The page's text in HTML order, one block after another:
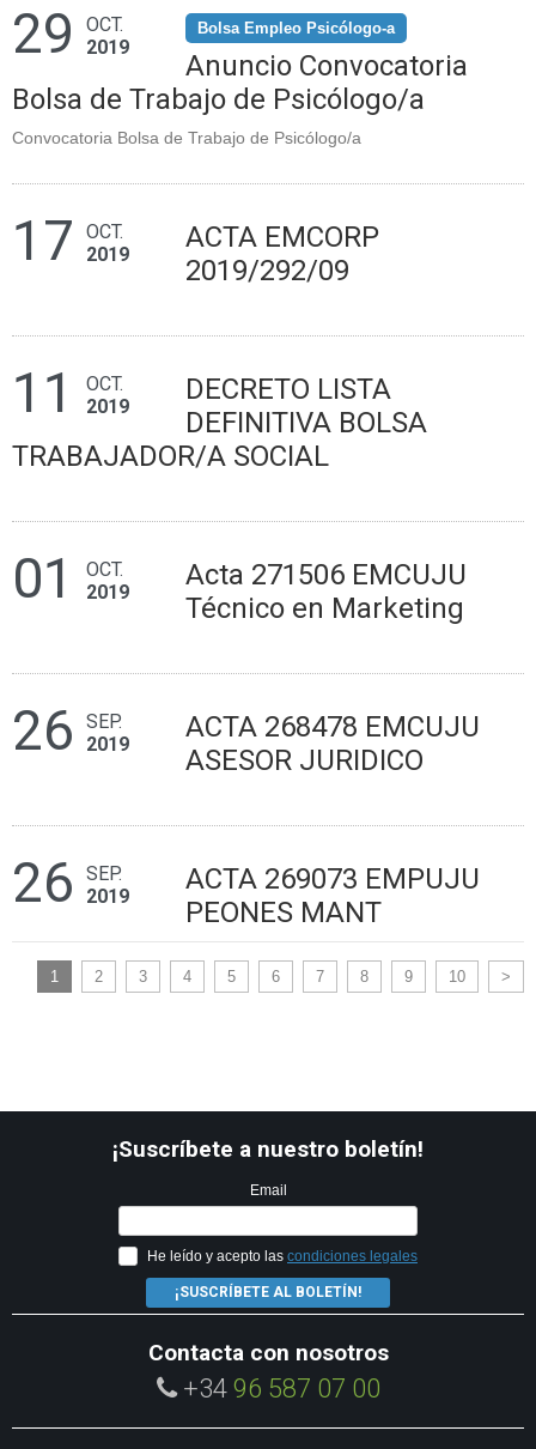
29
OCT.
2019
Bolsa Empleo Psicólogo-a
Anuncio Convocatoria
Bolsa de Trabajo de Psicólogo/a
Convocatoria Bolsa de Trabajo de Psicólogo/a
17
OCT.
2019
ACTA EMCORP
2019/292/09
11
OCT.
2019
DECRETO LISTA
DEFINITIVA BOLSA
TRABAJADOR/A SOCIAL
01
OCT.
2019
Acta 271506 EMCUJU
Técnico en Marketing
26
SEP.
2019
ACTA 268478 EMCUJU
ASESOR JURIDICO
26
SEP.
2019
ACTA 269073 EMPUJU
PEONES MANT
1 2 3 4 5 6 7 8 9 10 >
¡Suscríbete a nuestro boletín!
Email
He leído y acepto las condiciones legales
¡SUSCRÍBETE AL BOLETÍN!
Contacta con nosotros
+34 96 587 07 00